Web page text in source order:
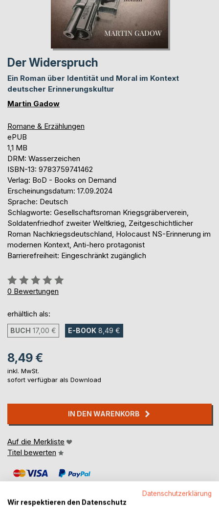
Der Widerspruch
Ein Roman über Identität und Moral im Kontext
deutscher Erinnerungskultur
Martin Gadow
Romane & Erzählungen
ePUB
1,1 MB
DRM: Wasserzeichen
ISBN-13: 9783759741462
Verlag: BoD - Books on Demand
Erscheinungsdatum: 17.09.2024
Sprache: Deutsch
Schlagworte: Gesellschaftsroman Kriegsgräberverein,
Soldatenfriedhof zweiter Weltkrieg, Zeitgeschichtlicher
Roman Nachkriegsdeutschland, Holocaust NS-Erinnerung im
modernen Kontext, Anti-hero protagonist
Barrierefreiheit: Eingeschränkt zugänglich
Bewertung::
0%
0 Bewertungen
erhältlich als:
BUCH 17,00 € E-BOOK 8,49 €
8,49 €
inkl. MwSt.
sofort verfügbar als Download
IN DEN WARENKORB
Auf die Merkliste
Titel bewerten
Datenschutzerklärung
Wir respektieren den Datenschutz